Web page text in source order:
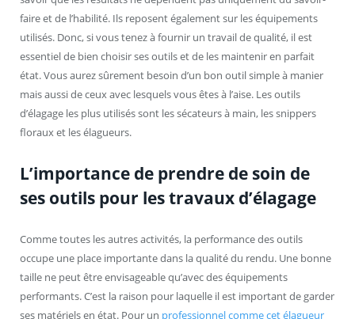
faire et de l’habilité. Ils reposent également sur les équipements
utilisés. Donc, si vous tenez à fournir un travail de qualité, il est
essentiel de bien choisir ses outils et de les maintenir en parfait
état. Vous aurez sûrement besoin d’un bon outil simple à manier
mais aussi de ceux avec lesquels vous êtes à l’aise. Les outils
d’élagage les plus utilisés sont les sécateurs à main, les snippers
floraux et les élagueurs.
L’importance de prendre de soin de
ses outils pour les travaux d’élagage
Comme toutes les autres activités, la performance des outils
occupe une place importante dans la qualité du rendu. Une bonne
taille ne peut être envisageable qu’avec des équipements
performants. C’est la raison pour laquelle il est important de garder
ses matériels en état. Pour un professionnel comme cet élagueur